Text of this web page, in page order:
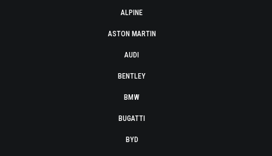
ALPINE
ASTON MARTIN
AUDI
BENTLEY
BMW
BUGATTI
BYD